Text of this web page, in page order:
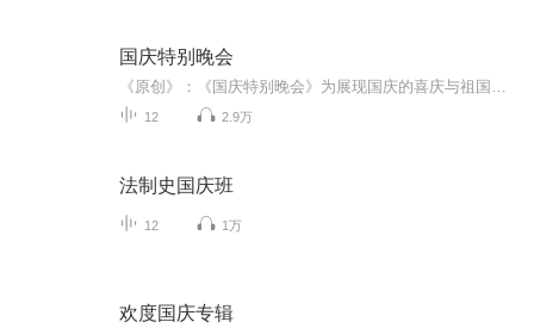
国庆特别晚会
12 2.9万
法制史国庆班
12 1万
欢度国庆专辑